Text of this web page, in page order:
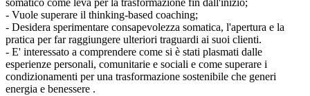
somatico come leva per la trasformazione fin dall'inizio;
- Vuole superare il thinking-based coaching;
- Desidera sperimentare consapevolezza somatica, l'apertura e la
pratica per far raggiungere ulteriori traguardi ai suoi clienti.
- E' interessato a comprendere come si è stati plasmati dalle
esperienze personali, comunitarie e sociali e come superare i
condizionamenti per una trasformazione sostenibile che generi
energia e benessere .